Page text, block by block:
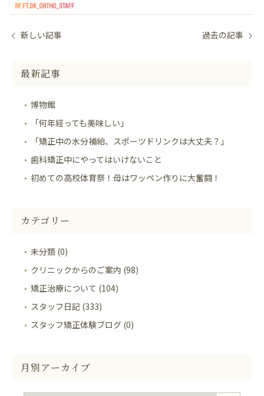
新しい記事 過去の記事
最新記事
博物館
「何年経っても美味しい」
「矯正中の水分補給、スポーツドリンクは大丈夫？」
歯科矯正中にやってはいけないこと
初めての高校体育祭！母はワッペン作りに大奮闘！
カテゴリー
未分類 (0)
クリニックからのご案内 (98)
矯正治療について (104)
スタッフ日記 (333)
スタッフ矯正体験ブログ (0)
月別アーカイブ